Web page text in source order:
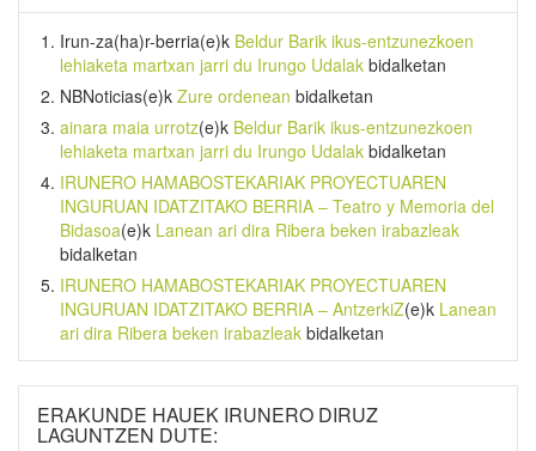
Irun-za(ha)r-berria(e)k Beldur Barik ikus-entzunezkoen
lehiaketa martxan jarri du Irungo Udalak bidalketan
NBNoticias(e)k Zure ordenean bidalketan
ainara maia urrotz(e)k Beldur Barik ikus-entzunezkoen
lehiaketa martxan jarri du Irungo Udalak bidalketan
IRUNERO HAMABOSTEKARIAK PROYECTUAREN
INGURUAN IDATZITAKO BERRIA – Teatro y Memoria del
Bidasoa(e)k Lanean ari dira Ribera beken irabazleak
bidalketan
IRUNERO HAMABOSTEKARIAK PROYECTUAREN
INGURUAN IDATZITAKO BERRIA – AntzerkiZ(e)k Lanean
ari dira Ribera beken irabazleak bidalketan
ERAKUNDE HAUEK IRUNERO DIRUZ
LAGUNTZEN DUTE: